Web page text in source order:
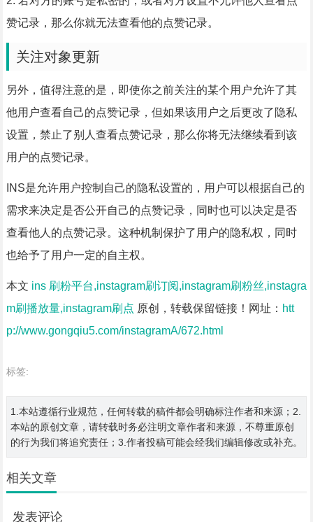
赞记录，那么你就无法查看他的点赞记录。
关注对象更新
另外，值得注意的是，即使你之前关注的某个用户允许了其
他用户查看自己的点赞记录，但如果该用户之后更改了隐私
设置，禁止了别人查看点赞记录，那么你将无法继续看到该
用户的点赞记录。
INS是允许用户控制自己的隐私设置的，用户可以根据自己的
需求来决定是否公开自己的点赞记录，同时也可以决定是否
查看他人的点赞记录。这种机制保护了用户的隐私权，同时
也给予了用户一定的自主权。
本文 ins 刷粉平台,instagram刷订阅,instagram刷粉丝,instagra
m刷播放量,instagram刷点 原创，转载保留链接！网址： htt
p://www.gongqiu5.com/instagramA/672.html
标签:
1.本站遵循行业规范，任何转载的稿件都会明确标注作者和来源；2.
本站的原创文章，请转载时务必注明文章作者和来源，不尊重原创
的行为我们将追究责任；3.作者投稿可能会经我们编辑修改或补充。
相关文章
发表评论